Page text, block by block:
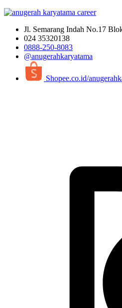
Jl. Semarang Indah No.17
024 35320138
0888-250-8083
@anugerahkaryatama
Shopee.co.id/